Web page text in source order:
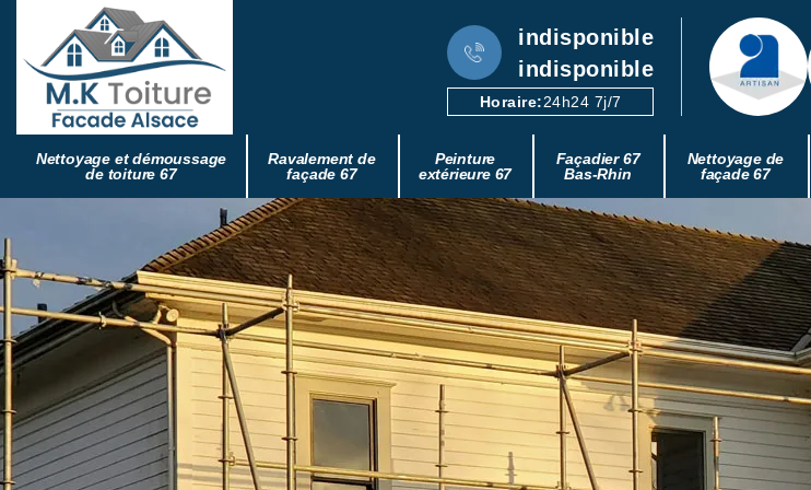
indisponible
indisponible
Horaire:24h24 7j/7
Nettoyage et démoussage
de toiture 67
Ravalement de
façade 67
Peinture
extérieure 67
Façadier 67
Bas-Rhin
Nettoyage de
façade 67